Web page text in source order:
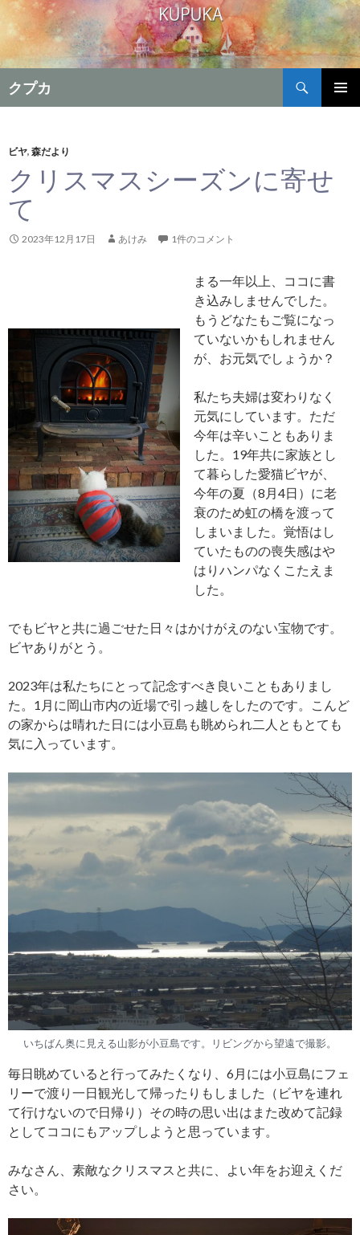
クプカ
索
ン
へ
移
動
ビヤ, 森だより
クリスマスシーズンに寄せ
て
2023年12月17日 あけみ 1件のコメント
まる一年以上、ココに書
き込みしませんでした。
もうどなたもご覧になっ
ていないかもしれません
が、お元気でしょうか？
私たち夫婦は変わりなく
元気にしています。ただ
今年は辛いこともありま
した。19年共に家族とし
て暮らした愛猫ビヤが、
今年の夏（8月4日）に老
衰のため虹の橋を渡って
しまいました。覚悟はし
ていたものの喪失感はや
はりハンパなくこたえま
した。
でもビヤと共に過ごせた日々はかけがえのない宝物です。
ビヤありがとう。
2023年は私たちにとって記念すべき良いこともありまし
た。1月に岡山市内の近場で引っ越しをしたのです。こんど
の家からは晴れた日には小豆島も眺められ二人ともとても
気に入っています。
いちばん奥に見える山影が小豆島です。リビングから望遠で撮影。
毎日眺めていると行ってみたくなり、6月には小豆島にフェ
リーで渡り一日観光して帰ったりもしました（ビヤを連れ
て行けないので日帰り）その時の思い出はまた改めて記録
としてココにもアップしようと思っています。
みなさん、素敵なクリスマスと共に、よい年をお迎えくだ
さい。